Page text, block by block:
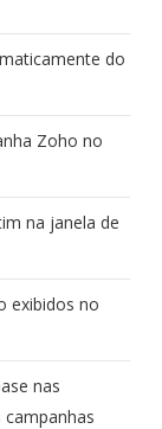
do
Zoho no
na janela de
exibidos no
nas